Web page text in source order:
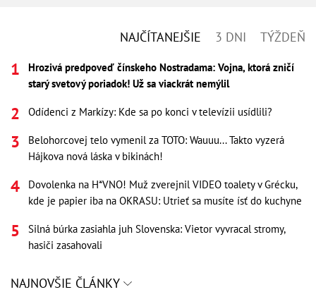
NAJČÍTANEJŠIE 3 DNI TÝŽDEŇ
Hrozivá predpoveď čínskeho Nostradama: Vojna, ktorá zničí
starý svetový poriadok! Už sa viackrát nemýlil
Odídenci z Markízy: Kde sa po konci v televízii usídlili?
Belohorcovej telo vymenil za TOTO: Wauuu... Takto vyzerá
Hájkova nová láska v bikinách!
Dovolenka na H*VNO! Muž zverejnil VIDEO toalety v Grécku,
kde je papier iba na OKRASU: Utrieť sa musíte ísť do kuchyne
Silná búrka zasiahla juh Slovenska: Vietor vyvracal stromy,
hasiči zasahovali
NAJNOVŠIE ČLÁNKY